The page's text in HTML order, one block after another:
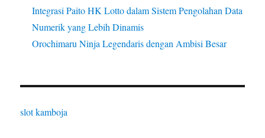
Integrasi Paito HK Lotto dalam Sistem Pengolahan Data
Numerik yang Lebih Dinamis
Orochimaru Ninja Legendaris dengan Ambisi Besar
slot kamboja